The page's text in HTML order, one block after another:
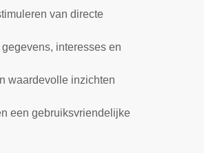
van directe
interesses en
waardevolle inzichten
een gebruiksvriendelijke